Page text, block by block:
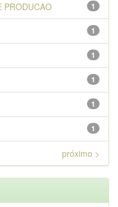
1
PRODUCAO
1
1
1
1
1
próximo >